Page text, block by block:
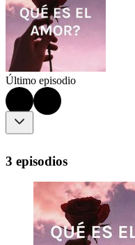
Último episodio
3 episodios